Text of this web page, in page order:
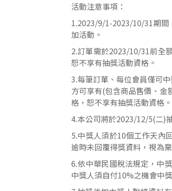
活動注意事項：
1.2023/9/1-2023/10/31期
加活動。
2.訂單需於2023/10/31前全
恕不享有抽獎活動資格。
3.每筆訂單、每位會員僅可
方可享有(包含商品售價、金
格，恕不享有抽獎活動資格。
4.本公司將於2023/12/5(二)
5.中獎人須於10個工作天內
逾時未回覆得獎資料，視為
6.依中華民國稅法規定，中
中獎人須自付10%之機會中